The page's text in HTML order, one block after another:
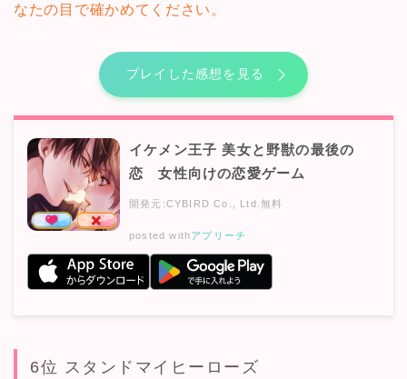
なたの目で確かめてください。
プレイした感想を見る
イケメン王子 美女と野獣の最後の
恋 女性向けの恋愛ゲーム
開発元:CYBIRD Co., Ltd.無料
posted withアプリーチ
6位 スタンドマイヒーローズ